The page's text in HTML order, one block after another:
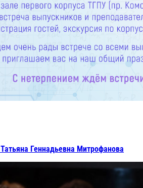
Геннадьевна Митрофанова